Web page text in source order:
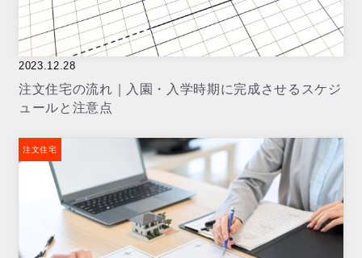
2023.12.28
注文住宅の流れ｜入園・入学時期に完成させるスケジ
ュールと注意点
注文住宅